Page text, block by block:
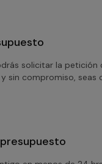
solicitar la petición
sin compromiso, seas